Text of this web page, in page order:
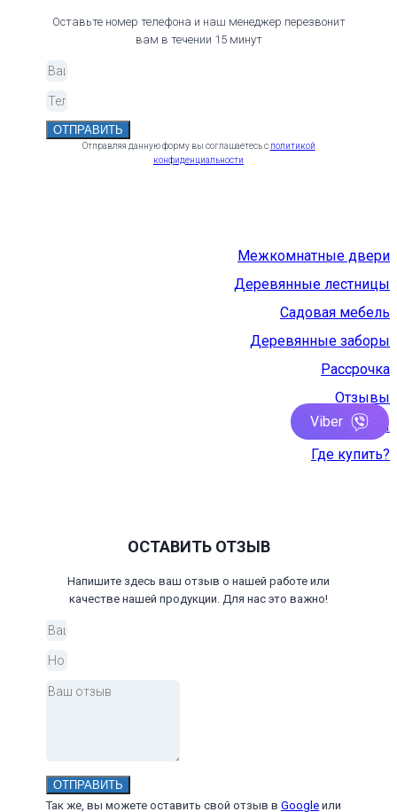
Viber
Оставьте номер телефона и наш менеджер перезвонит
вам в течении 15 минут
ОТПРАВИТЬ
Отправляя данную форму вы соглашаетесь с политикой
конфиденциальности
Межкомнатные двери
Деревянные лестницы
Садовая мебель
Деревянные заборы
Рассрочка
Отзывы
Контакты
Где купить?
ОСТАВИТЬ ОТЗЫВ
Напишите здесь ваш отзыв о нашей работе или
качестве нашей продукции. Для нас это важно!
ОТПРАВИТЬ
Так же, вы можете оставить свой отзыв в Google или